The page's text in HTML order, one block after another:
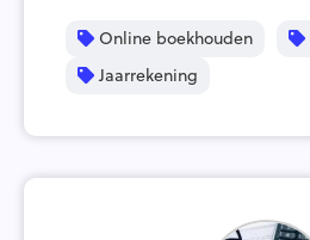
Online boekhouden
Jaarrekening